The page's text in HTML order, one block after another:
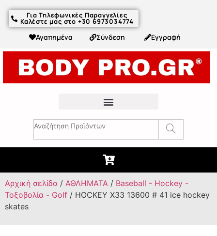
Για Τηλεφωνικές Παραγγελίες
Καλέστε μας στο +30 6973034774
Αγαπημένα Σύνδεση Εγγραφή
Αρχική σελίδα / ΑΘΛΗΜΑΤΑ / Baseball - Hockey -
Τοξοβολία - Golf / HOCKEY X33 13600 # 41 ice hockey
skates